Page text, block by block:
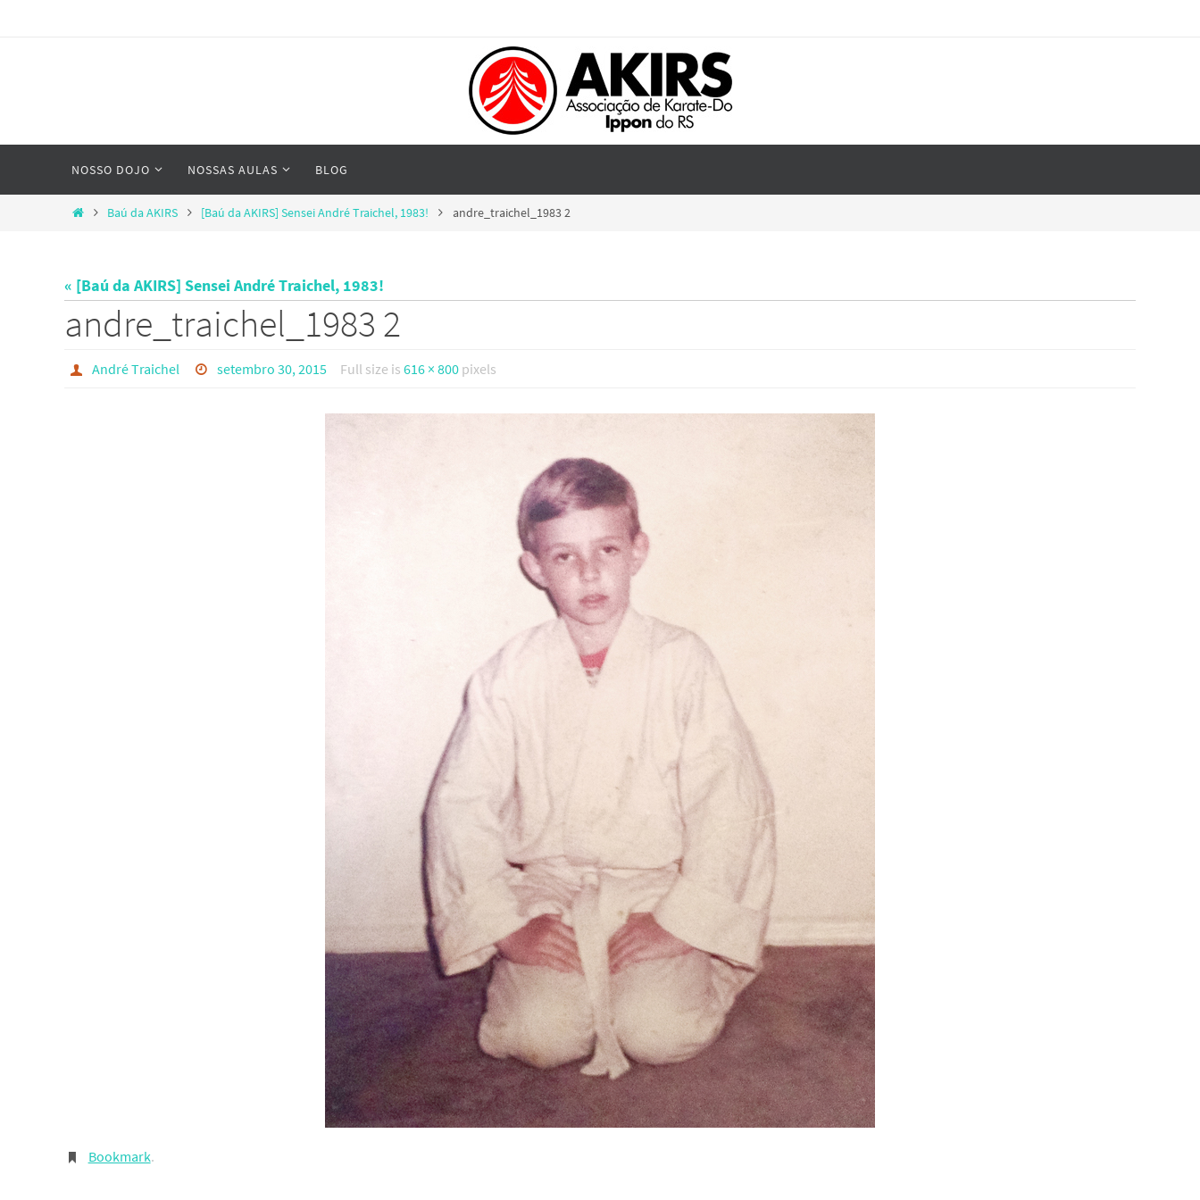
content
NOSSO DOJO NOSSAS AULAS BLOG
HomeBaú da AKIRS [Baú da AKIRS] Sensei André Traichel, 1983! andre_traichel_1983 2
« [Baú da AKIRS] Sensei André Traichel, 1983!
andre_traichel_1983 2
André Traichel setembro 30, 2015 Full size is616 × 800 pixels
Bookmark.